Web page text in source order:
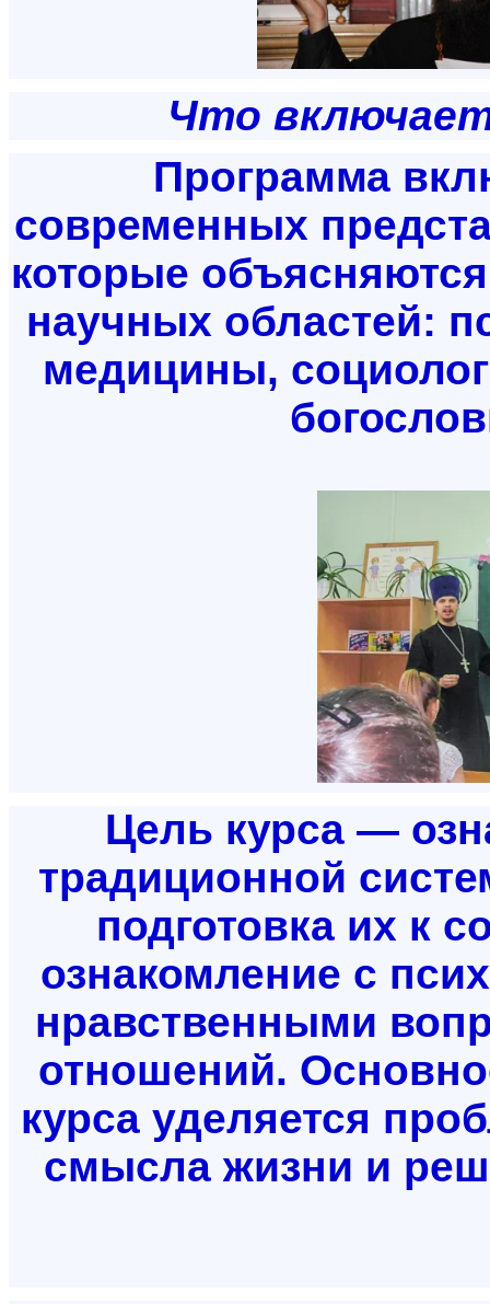
Что
Программа
современных
которые
научных областей:
медицины,
Цель курса —
традиционной
подготовка их к
ознакомление с
нравственными
отношений.
курса уделяется
смысла жизни и